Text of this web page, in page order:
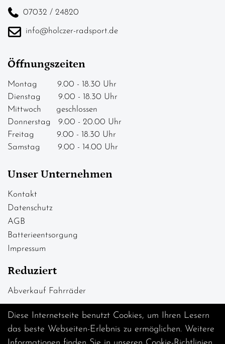
07032 / 24820
info@holczer-radsport.de
Öffnungszeiten
Montag 9.00 - 18.30 Uhr
Dienstag 9.00 - 18.30 Uhr
Mittwoch geschlossen
Donnerstag 9.00 - 20.00 Uhr
Freitag 9.00 - 18.30 Uhr
Samstag 9.00 - 14.00 Uhr
Unser Unternehmen
Kontakt
Datenschutz
AGB
Batterieentsorgung
Impressum
Reduziert
Abverkauf Fahrräder
Diese Internetseite benutzt Cookies, um Ihren Lesern
das beste Webseiten-Erlebnis zu ermöglichen. Weitere